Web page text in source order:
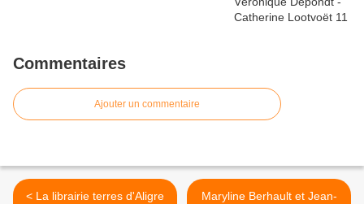
Commentaires
Ajouter un commentaire
< La librairie terres d'Aligre
Maryline Berhault et Jean-